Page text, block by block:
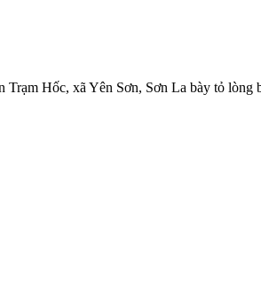
Hốc, xã Yên Sơn, Sơn La bày tỏ lòng